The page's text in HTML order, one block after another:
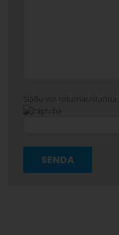
Sláðu inn tölurnar/